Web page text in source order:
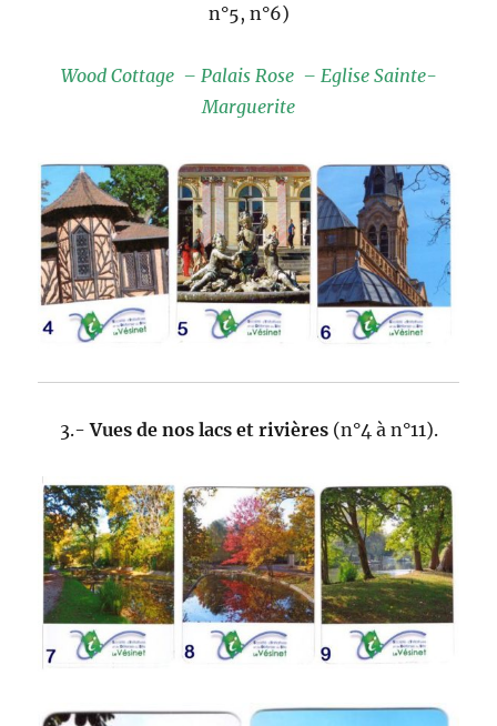
n°5, n°6)
Wood Cottage – Palais Rose – Eglise Sainte-
Marguerite
3.-Vues de nos lacs et rivières(n°4 à n°11).